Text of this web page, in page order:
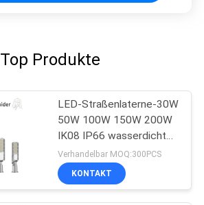
Top Produkte
LED-Straßenlaterne-30W
50W 100W 150W 200W
IK08 IP66 wasserdichte
Parkplatz-Beleuchtung
im Freien
Verhandelbar MOQ:300PCS
KONTAKT